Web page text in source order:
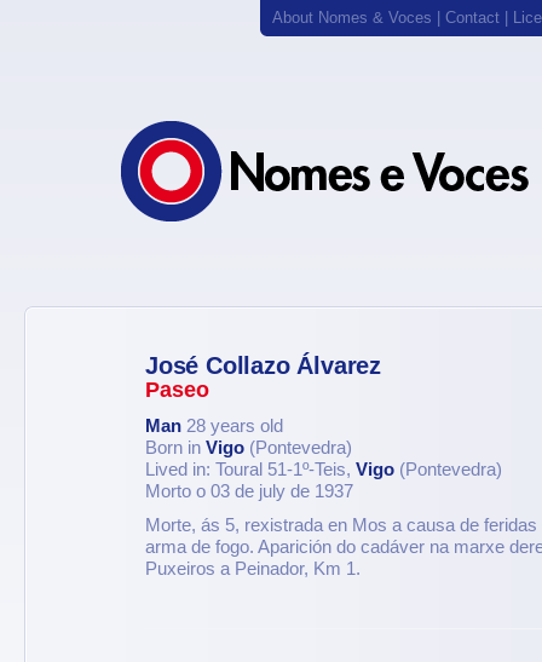
About Nomes & Voces Contact
José Collazo Álvarez
Paseo
Man 28 years old
Born in Vigo (Pontevedra)
Lived in: Toural 51-1º-Teis, Vigo (Pontevedra)
Morto o 03 de july de 1937
Morte, ás 5, rexistrada en Mos a causa de
arma de fogo. Aparición do cadáver na marxe
Puxeiros a Peinador, Km 1.